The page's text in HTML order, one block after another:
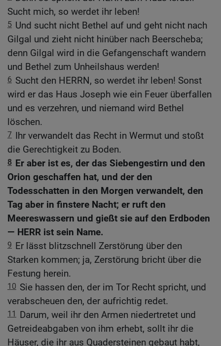
Sucht mich, so werdet ihr leben!
5 Und sucht nicht Bethel auf und geht nicht nach
Gilgal und zieht nicht hinüber nach Beerscheba;
denn Gilgal wird in die Gefangenschaft wandern
und Bethel zum Unheilshaus werden!
6 Sucht den HERRN, so werdet ihr leben! Sonst
wird er das Haus Joseph wie ein Feuer überfallen
und es verzehren, und niemand wird Bethel
löschen.
7 Ihr verwandelt das Recht in Wermut und stoßt
die Gerechtigkeit zu Boden.
8 Er aber ist es, der das Siebengestirn und den
Orion geschaffen hat, und der den
Todesschatten in den Morgen verwandelt, den
Tag aber in finstere Nacht; er ruft den
Meereswassern und gießt sie auf den Erdboden
— HERR ist sein Name.
9 Er lässt blitzschnell Zerstörung über den
Starken kommen; ja, Zerstörung bricht über die
Festung herein.
10 Sie hassen den, der im Tor Recht spricht, und
verabscheuen den, der aufrichtig redet.
11
Darum, weil ihr den Armen niedertretet und
Getreideabgaben von ihm erhebt, sollt ihr die
Häuser, die ihr aus Quadersteinen gebaut habt,